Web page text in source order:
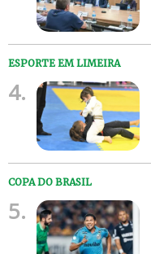
ESPORTE EM LIMEIRA
4.
COPA DO BRASIL
5.